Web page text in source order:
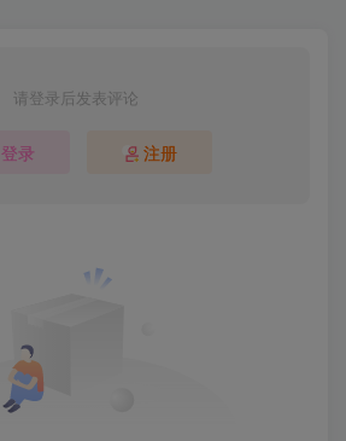
请登录后发表评论
登录 注册